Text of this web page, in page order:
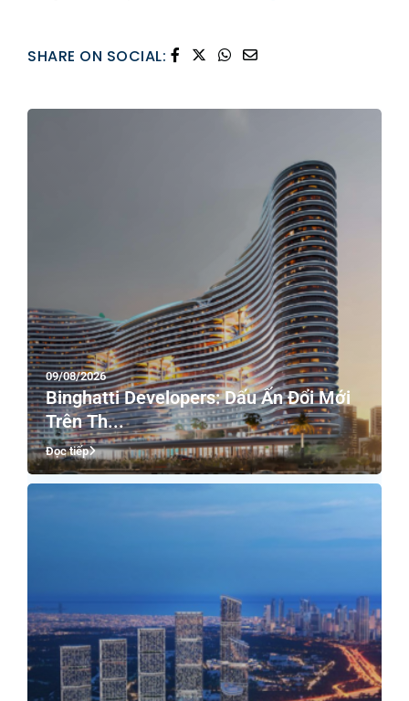
SHARE ON SOCIAL:
09/08/2026
Binghatti Developers: Dấu Ấn Đổi Mới
Trên Th...
Đọc tiếp